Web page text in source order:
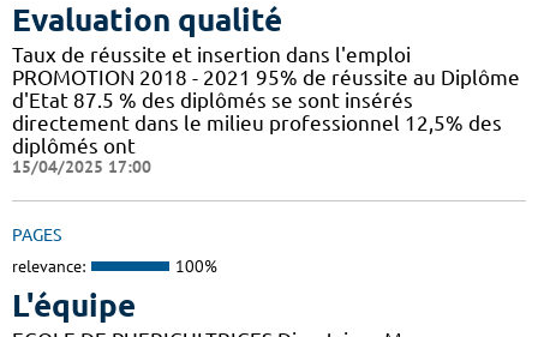
Evaluation qualité
Taux de réussite et insertion dans l'emploi
PROMOTION 2018 - 2021 95% de réussite au Diplôme
d'Etat 87.5 % des diplômés se sont insérés
directement dans le milieu professionnel 12,5% des
diplômés ont
15/04/2025 17:00
PAGES
relevance: 100%
L'équipe